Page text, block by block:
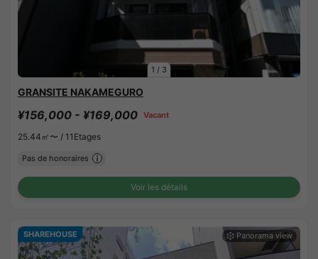
1 / 3
GRANSITE NAKAMEGURO
¥156,000 - ¥169,000 Vacant
25.44㎡〜 / 11Etages
Pas de honoraires
Voir les détails
SHAREHOUSE